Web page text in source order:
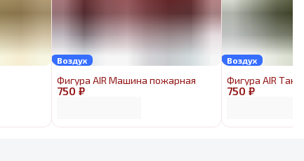
Воздух
750 ₽
Фигура AIR Машина пожарная
Воздух
750 ₽
Фигура AIR Танк